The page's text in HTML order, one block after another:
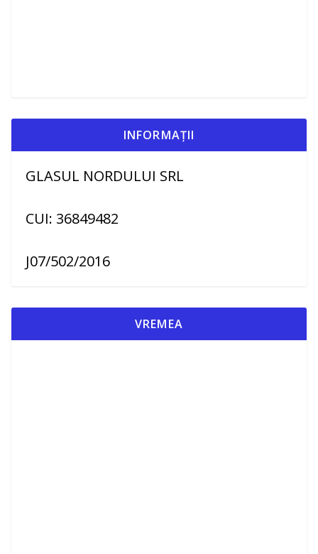
INFORMAȚII
GLASUL NORDULUI SRL
CUI: 36849482
J07/502/2016
VREMEA